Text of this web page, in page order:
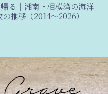
る｜湘南・相模湾の海洋
推移（2014〜2026）